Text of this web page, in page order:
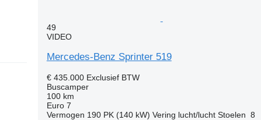
49
VIDEO
Mercedes-Benz Sprinter 519
€ 435.000 Exclusief BTW
Buscamper
100 km
Euro 7
Vermogen 190 PK (140 kW) Vering lucht/lucht Stoelen 8